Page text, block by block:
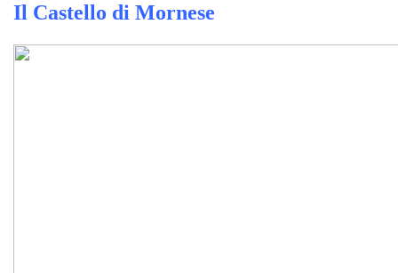
Il Castello di Mornese